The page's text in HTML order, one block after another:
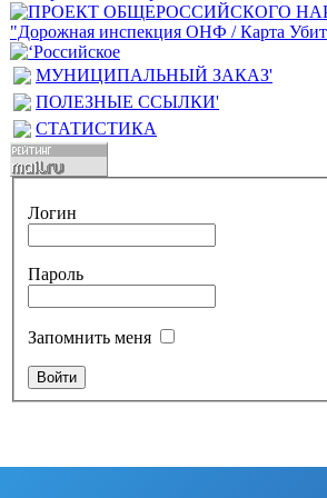
МУНИЦИПАЛЬНЫЙ ЗАКАЗ'
ПОЛЕЗНЫЕ ССЫЛКИ'
СТАТИСТИКА
Логин
Пароль
Запомнить меня